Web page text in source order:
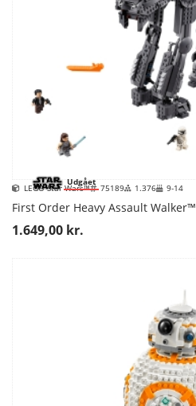
Udgået
LEGO Star Wars™ 75189 1.376 9-14
First Order Heavy Assault Walker™
1.649,00 kr.